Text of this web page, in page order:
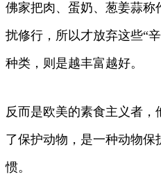
佛家把肉、蛋奶、葱姜蒜称
扰修行，所以才放弃这些“
种类，则是越丰富越好。
反而是欧美的素食主义者
了保护动物，是一种动物保
惯。